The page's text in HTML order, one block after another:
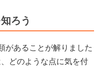
ろう
があることが解りました
どのような点に気を付